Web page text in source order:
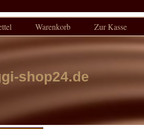
Warenkorb Zur Kasse
shop24.de